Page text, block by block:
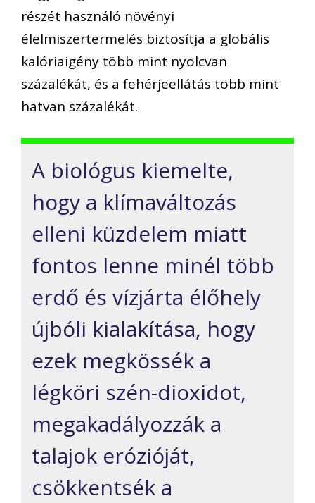
részét használó növényi
élelmiszertermelés biztosítja a globális
kalóriaigény több mint nyolcvan
százalékát, és a fehérjeellátás több mint
hatvan százalékát.
A biológus kiemelte,
hogy a klímaváltozás
elleni küzdelem miatt
fontos lenne minél több
erdő és vízjárta élőhely
újbóli kialakítása, hogy
ezek megkössék a
légköri szén-dioxidot,
megakadályozzák a
talajok erózióját,
csökkentsék a